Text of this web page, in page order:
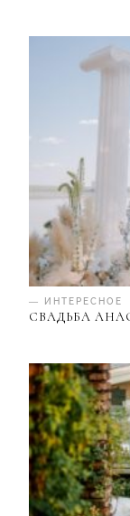
— ИНТЕРЕСНОЕ
СВАДЬБА